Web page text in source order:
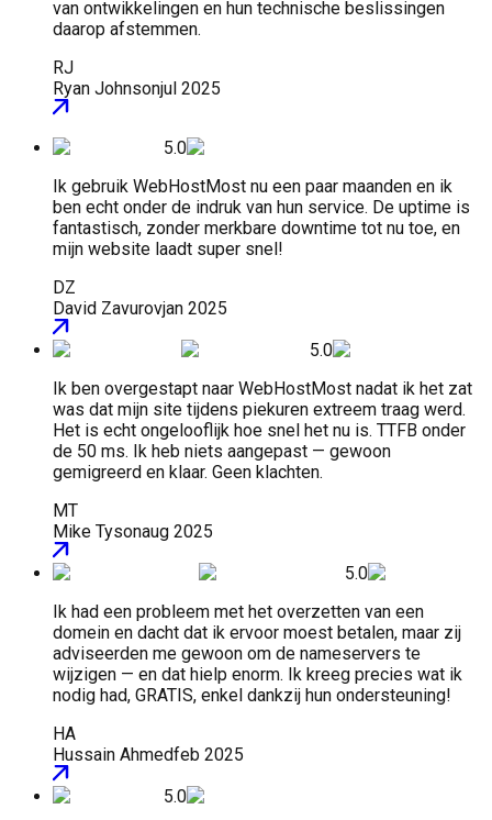
van ontwikkelingen en hun technische beslissingen
daarop afstemmen.
RJ
Ryan Johnsonjul 2025
5.0
Ik gebruik WebHostMost nu een paar maanden en ik
ben echt onder de indruk van hun service. De uptime is
fantastisch, zonder merkbare downtime tot nu toe, en
mijn website laadt super snel!
DZ
David Zavurovjan 2025
5.0
Ik ben overgestapt naar WebHostMost nadat ik het zat
was dat mijn site tijdens piekuren extreem traag werd.
Het is echt ongelooflijk hoe snel het nu is. TTFB onder
de 50 ms. Ik heb niets aangepast — gewoon
gemigreerd en klaar. Geen klachten.
MT
Mike Tysonaug 2025
5.0
Ik had een probleem met het overzetten van een
domein en dacht dat ik ervoor moest betalen, maar zij
adviseerden me gewoon om de nameservers te
wijzigen — en dat hielp enorm. Ik kreeg precies wat ik
nodig had, GRATIS, enkel dankzij hun ondersteuning!
HA
Hussain Ahmedfeb 2025
5.0